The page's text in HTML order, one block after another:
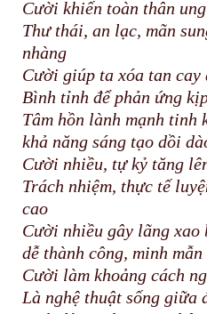
Cười khiến toàn thân
Thư thái, an lạc, mãn
nhàng
Cười giúp ta xóa tan cay
Bình tỉnh để phản ứng
Tâm hồn lành mạnh tinh
khả năng sáng tạo dồi
Cười nhiều, tự kỷ tăng
Trách nhiệm, thực tế
cao
Cười nhiều gây lãng xao
dễ thành công, minh
Cười làm khoảng cách
Là nghệ thuật sống giữa